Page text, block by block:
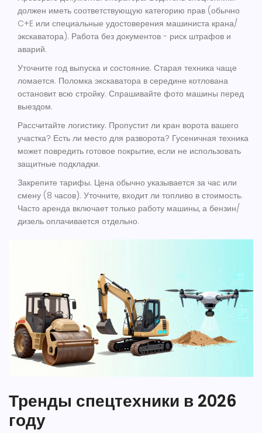
должен иметь соответствующую категорию прав (обычно
C+E или специальные удостоверения машиниста крана/
экскаватора). Работа без документов - риск штрафов и
аварий.
Уточните год выпуска и состояние. Старая техника чаще
ломается. Поломка экскаватора в середине котлована
остановит всю стройку. Спрашивайте фото машины перед
выездом.
Рассчитайте логистику. Пропустит ли кран ворота вашего
участка? Есть ли место для разворота? Гусеничная техника
может повредить готовое покрытие, если не использовать
защитные подкладки.
Закрепите тарифы. Цена обычно указывается за час или
смену (8 часов). Уточните, входит ли топливо в стоимость.
Часто аренда включает только работу машины, а бензин/
дизель оплачивается отдельно.
Тренды спецтехники в 2026
году